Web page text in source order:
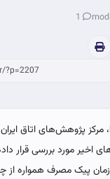
، مرکز پژوهش‌‌‌های اتاق
اخیر مورد بررسی قرار
زمان پیک مصرف همواره